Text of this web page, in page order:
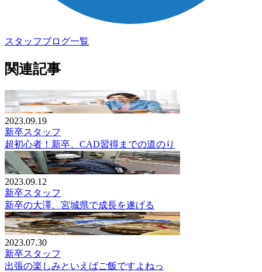
スタッフブログ一覧
関連記事
2023.09.19
新卒スタッフ
超初心者！新卒、CAD習得までの道のり
2023.09.12
新卒スタッフ
新卒の大澤、宮城県で成長を遂げる
2023.07.30
新卒スタッフ
出張の楽しみといえばご飯ですよねっ